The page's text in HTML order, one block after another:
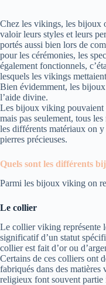
Chez les vikings, les bijoux
valoir leurs styles et leurs
portés aussi bien lors de
pour les cérémonies, les
également fonctionnels,
lesquels les vikings
Bien évidemment, les
l’aide divine.
Les bijoux viking pouvaient
mais pas seulement, tous
les différents matériaux on y
pierres précieuses.
Quels sont les différents
Parmi les bijoux viking on
Le collier
Le collier viking représente
significatif d’un statut
collier est fait d’or ou
Certains de ces colliers ont
fabriqués dans des matières
religieux font souvent partie